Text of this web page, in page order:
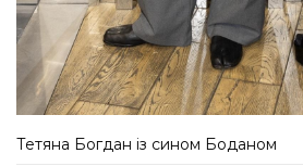
Тетяна Богдан із сином Боданом